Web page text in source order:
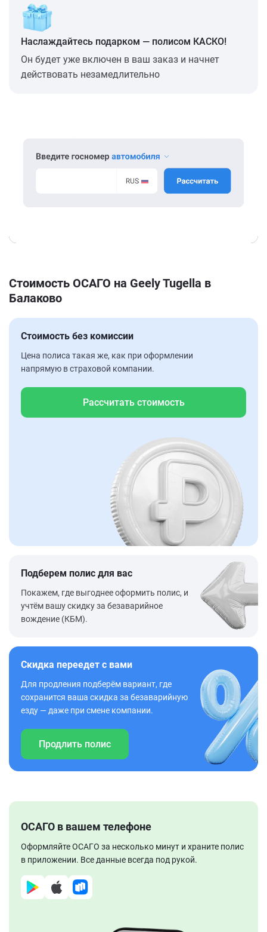
Наслаждайтесь подарком — полисом КАСКО!
Он будет уже включен в ваш заказ и начнет
действовать незамедлительно
Стоимость ОСАГО на Geely Tugella в
Балаково
Стоимость без комиссии
Цена полиса такая же, как при оформлении
напрямую в страховой компании.
Рассчитать стоимость
Подберем полис для вас
Покажем, где выгоднее оформить полис, и
учтём вашу скидку за безаварийное
вождение (КБМ).
Скидка переедет с вами
Для продления подберём вариант, где
сохранится ваша скидка за безаварийную
езду — даже при смене компании.
Продлить полис
ОСАГО в вашем телефоне
Оформляйте ОСАГО за несколько минут и храните полис
в приложении. Все данные всегда под рукой.